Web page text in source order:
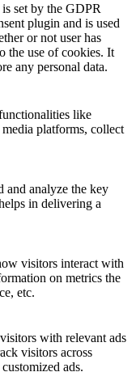
set by the GDPR
plugin and is used
or not user has
the use of cookies. It
any personal data.
like
platforms, collect
and analyze the key
in delivering a
visitors interact with
on metrics the
etc.
with relevant ads
visitors across
ads.